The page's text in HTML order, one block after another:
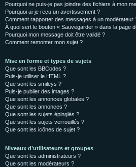
Pourquoi ne puis-je pas joindre des fichiers à mon
Pourquoi ai-je reçu un avertissement ?
Comment rapporter des messages à un modérateur
À quoi sert le bouton « Sauvegarder » dans la page
Pourquoi mon message doit être validé ?
Comment remonter mon sujet ?
Mise en forme et types de sujets
Que sont les BBCodes ?
Puis-je utiliser le HTML ?
Que sont les smileys ?
Puis-je publier des images ?
Que sont les annonces globales ?
Que sont les annonces ?
Que sont les sujets épinglés ?
Que sont les sujets verrouillés ?
Que sont les icônes de sujet ?
Niveaux d’utilisateurs et groupes
Que sont les administrateurs ?
Que sont les modérateurs ?